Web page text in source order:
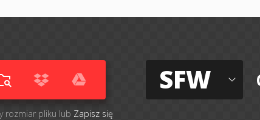
rozmiar pliku lub Zapisz się
SFW